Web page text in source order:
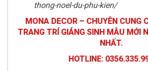
thong-noel-du-phu-kien/
MONA DECOR – CHUYÊN CUNG
TRANG TRÍ GIÁNG SINH MẪU MỚI
NHẤT.
HOTLINE: